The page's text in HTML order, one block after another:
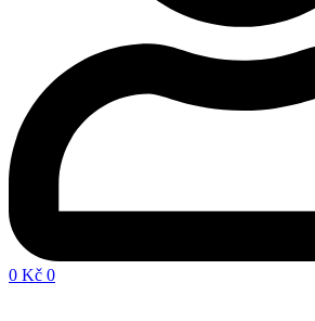
0 Kč 0